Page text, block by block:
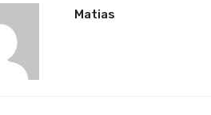
Matias